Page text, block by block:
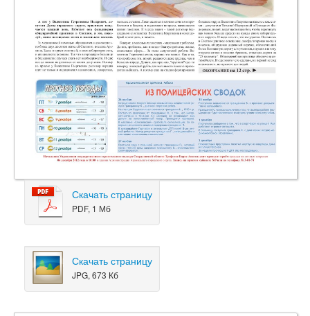
Скачать страницу
PDF, 1 Мб
Скачать страницу
JPG, 673 Кб